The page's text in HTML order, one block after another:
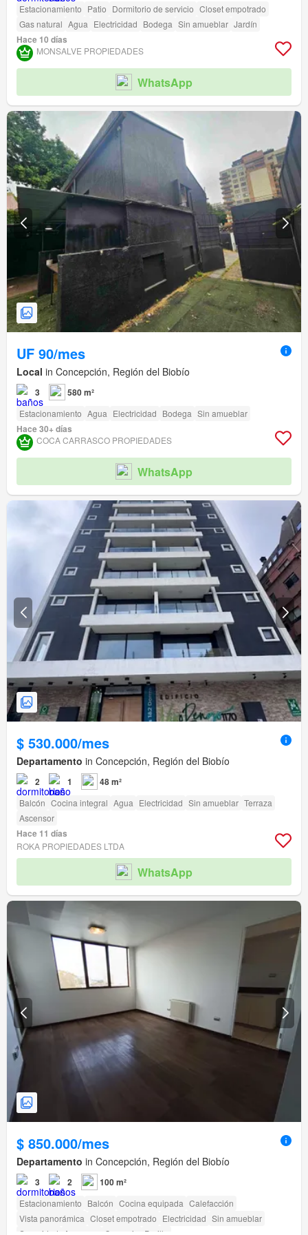
Estacionamiento Patio Dormitorio de servicio Closet empotrado
Gas natural Agua Electricidad Bodega Sin amueblar Jardín
Hace 10 días
MONSALVE PROPIEDADES
WhatsApp
UF 90/mes
Local in Concepción, Región del Biobío
3 580 m²
Estacionamiento Agua Electricidad Bodega Sin amueblar
Hace 30+ días
COCA CARRASCO PROPIEDADES
WhatsApp
$ 530.000/mes
Departamento in Concepción, Región del Biobío
2 1 48 m²
Balcón Cocina integral Agua Electricidad Sin amueblar Terraza
Ascensor
Hace 11 días
ROKA PROPIEDADES LTDA
WhatsApp
$ 850.000/mes
Departamento in Concepción, Región del Biobío
3 2 100 m²
Estacionamiento Balcón Cocina equipada Calefacción
Vista panorámica Closet empotrado Electricidad Sin amueblar